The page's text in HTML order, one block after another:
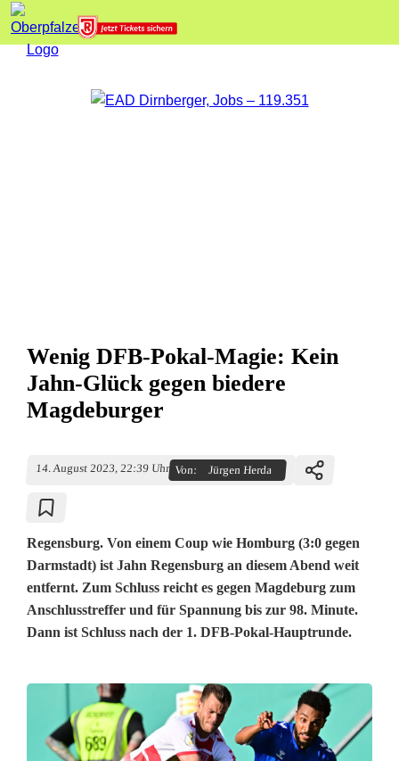
Wenig DFB-Pokal-Magie: Kein
Jahn-Glück gegen biedere
Magdeburger
14. August 2023, 22:39 Uhr Von: Jürgen Herda
Regensburg. Von einem Coup wie Homburg (3:0 gegen
Darmstadt) ist Jahn Regensburg an diesem Abend weit
entfernt. Zum Schluss reicht es gegen Magdeburg zum
Anschlusstreffer und für Spannung bis zur 98. Minute.
Dann ist Schluss nach der 1. DFB-Pokal-Hauptrunde.